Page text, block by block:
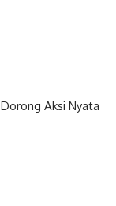
Dorong Aksi Nyata